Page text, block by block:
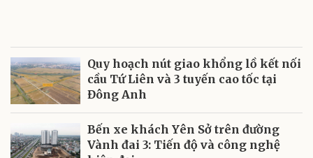
Quy hoạch nút giao khổng lồ kết nối
cầu Tứ Liên và 3 tuyến cao tốc tại
Đông Anh
Bến xe khách Yên Sở trên đường
Vành đai 3: Tiến độ và công nghệ